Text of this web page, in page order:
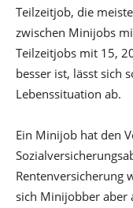
Teilzeitjob, die
zwischen Minijobs
Teilzeitjobs mit 15,
besser ist, lässt sich
Lebenssituation ab.
Ein Minijob hat den
Rentenversicherung
sich Minijobber aber